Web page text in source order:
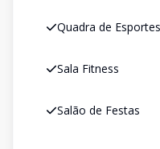
Quadra de Esportes
Sala Fitness
Salão de Festas